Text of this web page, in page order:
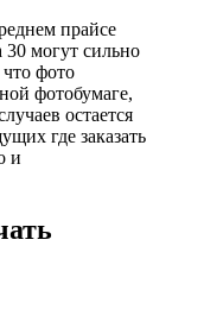
прайсе
30 могут сильно
что фото
фотобумаге,
остается
где заказать
и